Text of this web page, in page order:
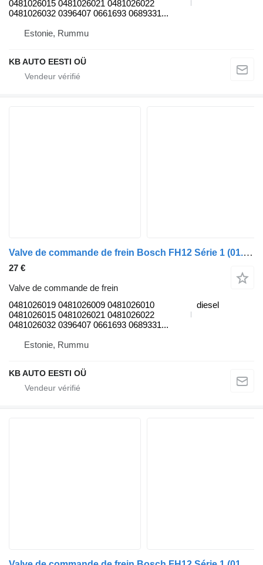
0481026015 0481026021 0481026022
0481026032 0396407 0661693 0689331...
Estonie, Rummu
KB AUTO EESTI OÜ
Valve de commande de frein Bosch FH12 Série 1 (01.93-12.02) 0481026019 pour camion Volvo FH12, FH16, NH12, FH, VNL780 (1993-2014)
27 €
Valve de commande de frein
0481026019 0481026009 0481026010
0481026015 0481026021 0481026022
0481026032 0396407 0661693 0689331...
diesel
Estonie, Rummu
KB AUTO EESTI OÜ